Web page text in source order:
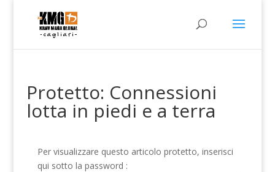
Protetto: Connessioni
lotta in piedi e a terra
Per visualizzare questo articolo protetto, inserisci
qui sotto la password :